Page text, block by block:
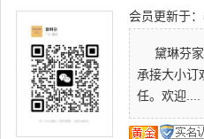
会员更新于
黛琳芬家
承接大小订
任。欢迎....